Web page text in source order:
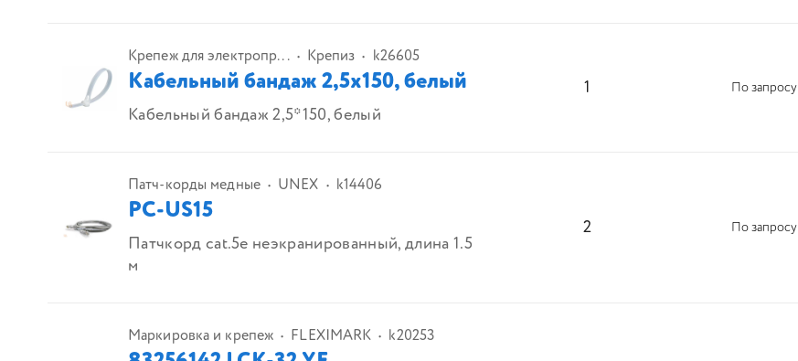
Крепеж для электропр... Крепиз k26605
Кабельный бандаж 2,5х150, белый
Кабельный бандаж 2,5*150, белый
1 По запросу
Патч-корды медные UNEX k14406
PC-US15
Патчкорд cat.5e неэкранированный, длина 1.5
м
2 По запросу
Маркировка и крепеж FLEXIMARK k20253